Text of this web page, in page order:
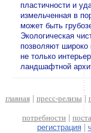
пластичности и
измельченная в
может быть
Экологическая
позволяют широко
не только
ландшафтной
главная| пресс-релизы |
потребности
регистрация|